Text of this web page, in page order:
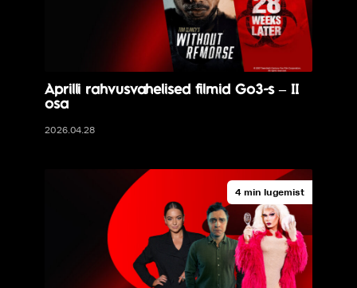
Aprilli rahvusvahelised filmid Go3-s – II
osa
2026.04.28
4 min lugemist